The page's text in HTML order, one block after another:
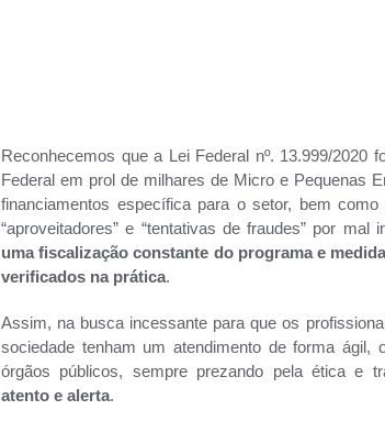
Reconhecemos que a Lei Federal nº. 13.999/2020
Federal em prol de milhares de Micro e Pequenas
financiamentos específica para o setor, bem
“aproveitadores” e “tentativas de fraudes” por mal
uma fiscalização constante do programa e
verificados na prática.
Assim, na busca incessante para que os
sociedade tenham um atendimento de forma ágil,
órgãos públicos, sempre prezando pela ética e
atento e alerta.